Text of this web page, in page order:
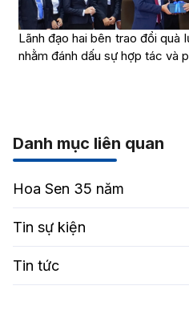
Lãnh đạo hai bên trao đổi quà
nhằm đánh dấu sự hợp tác và
Danh mục liên quan
Hoa Sen 35 năm
Tin sự kiện
Tin tức